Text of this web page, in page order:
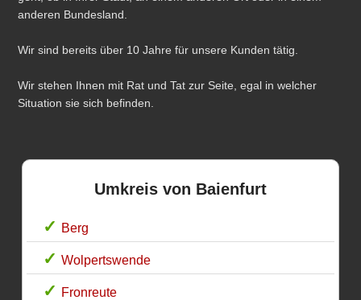
anderen Bundesland.
Wir sind bereits über 10 Jahre für unsere Kunden tätig.
Wir stehen Ihnen mit Rat und Tat zur Seite, egal in welcher
Situation sie sich befinden.
Umkreis von Baienfurt
Berg
Wolpertswende
Fronreute